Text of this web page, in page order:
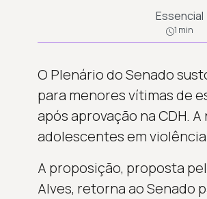
Essencial
1 min
O Plenário do Senado
para menores vítimas de
após aprovação na CDH.
adolescentes em
A proposição, proposta
Alves, retorna ao Senado